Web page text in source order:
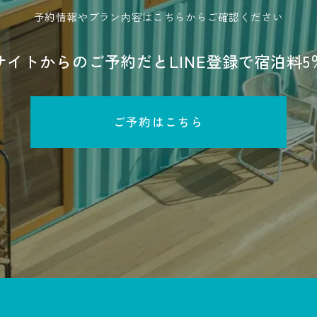
予約情報やプラン内容はこちらからご確認ください
イトからのご予約だと LINE登録で宿泊料5
ご予約はこちら